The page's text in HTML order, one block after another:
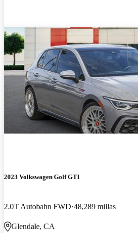
2023 Volkswagen Golf GTI
2.0T Autobahn FWD 48,289 millas
Glendale, CA